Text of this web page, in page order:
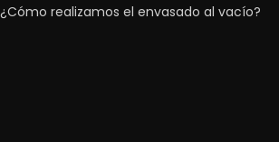
¿Cómo realizamos el envasado al vacío?